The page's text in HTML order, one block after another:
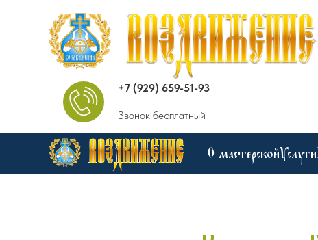
+7 (929) 659-51-93
Звонок бесплатный
О мастерскойУслуги